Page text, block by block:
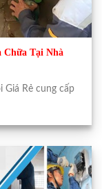
Chữa Tại Nhà
Giá Rẻ cung cấp